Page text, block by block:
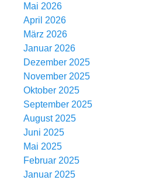
Mai 2026
April 2026
März 2026
Januar 2026
Dezember 2025
November 2025
Oktober 2025
September 2025
August 2025
Juni 2025
Mai 2025
Februar 2025
Januar 2025